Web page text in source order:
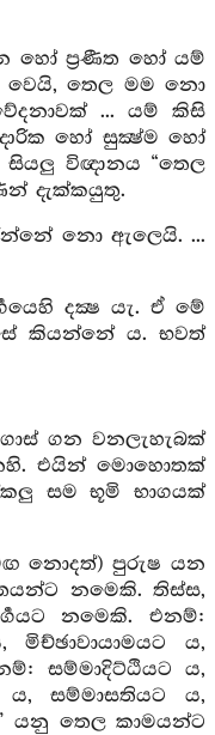
හෝ ප්‍රණීත හෝ යම්
තෙල මම නො
... යම් කිසි
හෝ සුක්‍ෂ්ම හෝ
විඥානය “තෙල
දැක්කයුතු.
නො ඇලෙයි. ...
දක්‍ෂ යැ. ඒ මේ
කියන්නේ ය. භවත්
ගන වනලැහැබක්
එයින් මොහොතක්
සම භූමි භාගයක්
නොදත්) පුරුෂ යන
නමෙකි. තිස්ස,
නමෙකි. එනම්:
ය,
සම්මාදිට්ඨියට ය,
ය, සම්මාසතියට ය,
යනු තෙල කාමයන්ට